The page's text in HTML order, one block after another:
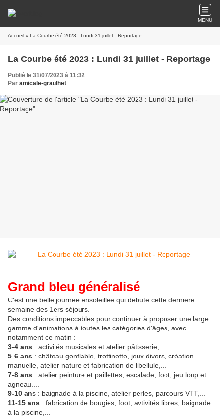
MENU
Accueil » La Courbe été 2023 : Lundi 31 juillet - Reportage
La Courbe été 2023 : Lundi 31 juillet - Reportage
Publié le 31/07/2023 à 11:32
Par amicale-graulhet
Grand bleu généralisé
C'est une belle journée ensoleillée qui débute cette dernière
semaine des 1ers séjours.
Des conditions impeccables pour continuer à proposer une large
gamme d'animations à toutes les catégories d'âges, avec
notamment ce matin :
3-4 ans : activités musicales et atelier pâtisserie,...
5-6 ans : château gonflable, trottinette, jeux divers, création
manuelle, atelier nature et fabrication de libellule,...
7-8 ans : atelier peinture et paillettes, escalade, foot, jeu loup et
agneau,...
9-10 ans : baignade à la piscine, atelier perles, parcours VTT,...
11-15 ans : fabrication de bougies, foot, avtivités libres, baignade
à la piscine,...